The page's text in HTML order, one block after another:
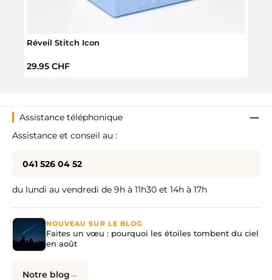
Réveil Stitch Icon
Prix régulier :
29.95 CHF
Assistance téléphonique
Assistance et conseil au :
041 526 04 52
du lundi au vendredi de 9h à 11h30 et 14h à 17h
NOUVEAU SUR LE BLOG
Faites un vœu : pourquoi les étoiles tombent du ciel
en août
Notre blog